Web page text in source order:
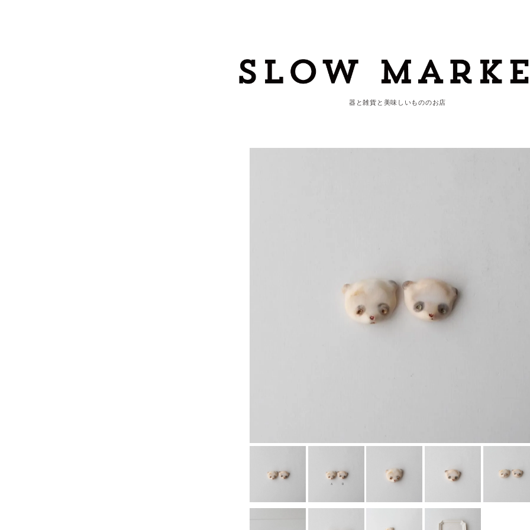
器と雑貨と美味しいもののお店